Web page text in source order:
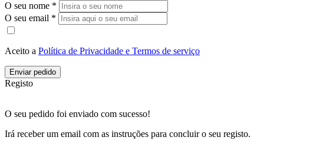
O seu nome *
O seu email *
Aceito a Política de Privacidade e Termos de serviço
Enviar pedido
Registo
O seu pedido foi enviado com sucesso!
Irá receber um email com as instruções para concluir o seu registo.